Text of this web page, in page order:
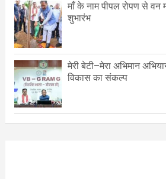
माँ के नाम पीपल रोपण से वन
शुभारंभ
मेरी बेटी–मेरा अभिमान
विकास का संकल्प